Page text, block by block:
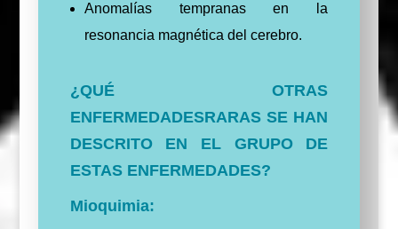
Anomalías tempranas en la
resonancia magnética del cerebro.
¿QUÉ OTRAS
ENFERMEDADESRARAS SE HAN
DESCRITO EN EL GRUPO DE
ESTAS ENFERMEDADES?
Mioquimia: